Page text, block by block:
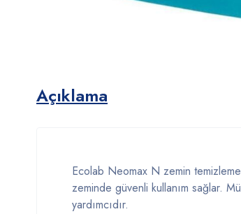
Açıklama
Ecolab Neomax N zemin
zeminde güvenli kullanım sağlar.
yardımcıdır.